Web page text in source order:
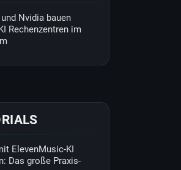
Nvidia bauen
Rechenzentren im
ElevenMusic-KI
Das große Praxis-